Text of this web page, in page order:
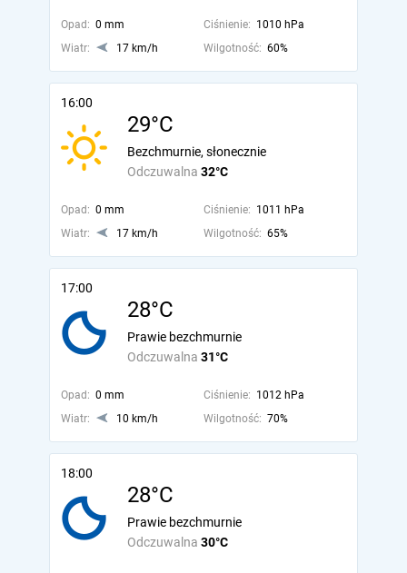
Opad: 0 mm Ciśnienie: 1010 hPa
Wiatr:
17 km/h Wilgotność: 60%
16:00
29°C
Odczuwalna 32°C
Bezchmurnie, słonecznie
Opad: 0 mm Ciśnienie: 1011 hPa
Wiatr:
17 km/h Wilgotność: 65%
17:00
28°C
Odczuwalna 31°C
Prawie bezchmurnie
Opad: 0 mm Ciśnienie: 1012 hPa
Wiatr:
10 km/h Wilgotność: 70%
18:00
28°C
Odczuwalna 30°C
Prawie bezchmurnie